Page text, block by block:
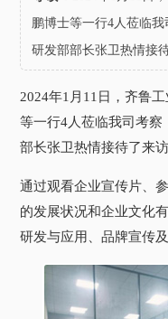
鹏博士等一行4人莅临
研发部部长张卫热情接
2024年1月11日，齐鲁
等一行4人莅临我司考
部长张卫热情接待了来访
通过观看企业宣传片、
的发展状况和企业文化
研发与应用、品牌宣传